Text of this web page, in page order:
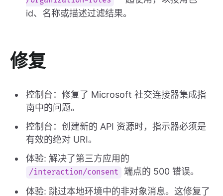
id、名称或描述过滤结果。
修复
控制台：修复了 Microsoft 社交连接器集成指
南中的问题。
控制台：创建新的 API 资源时，指示器必须是
有效的绝对 URI。
体验: 解决了第三方应用的
/interaction/consent
端点的 500 错误。
体验: 跳过本地环境中的非对象消息。这修复了